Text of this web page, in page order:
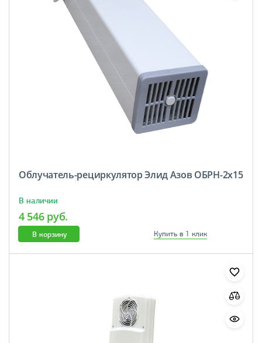
Облучатель-рециркулятор Элид Азов ОБРН-2х15
В наличии
4 546 руб.
В корзину Купить в 1 клик